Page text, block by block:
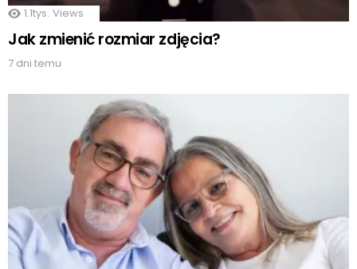
1.1tys. Views
Jak zmienić rozmiar zdjęcia?
7 dni temu